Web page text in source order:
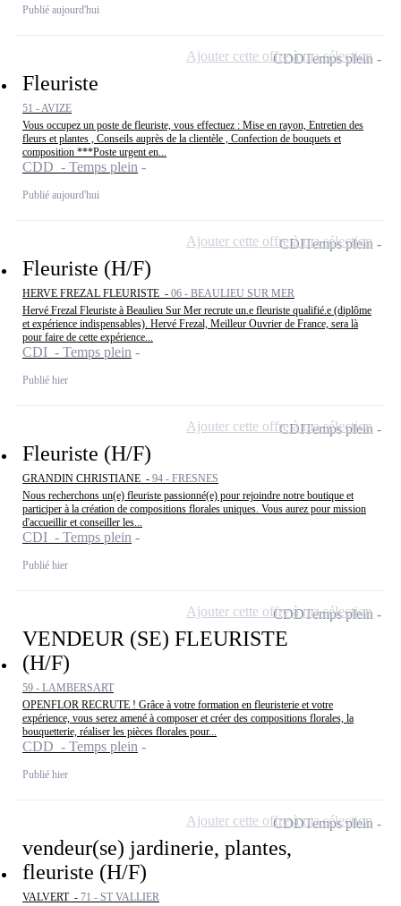
Publié aujourd'hui
Fleuriste
51 - AVIZE
Vous occupez un poste de fleuriste, vous effectuez : Mise en rayon, Entretien des
fleurs et plantes , Conseils auprès de la clientèle , Confection de bouquets et
composition ***Poste urgent en...
CDD - Temps plein
Publié aujourd'hui
CDDTemps plein
Ajouter cette offre à ma sélection
Fleuriste (H/F)
HERVE FREZAL FLEURISTE - 06 - BEAULIEU SUR MER
Hervé Frezal Fleuriste à Beaulieu Sur Mer recrute un.e fleuriste qualifié.e (diplôme
et expérience indispensables). Hervé Frezal, Meilleur Ouvrier de France, sera là
pour faire de cette expérience...
CDI - Temps plein
Publié hier
CDITemps plein
Ajouter cette offre à ma sélection
Fleuriste (H/F)
GRANDIN CHRISTIANE - 94 - FRESNES
Nous recherchons un(e) fleuriste passionné(e) pour rejoindre notre boutique et
participer à la création de compositions florales uniques. Vous aurez pour mission
d'accueillir et conseiller les...
CDI - Temps plein
Publié hier
CDITemps plein
Ajouter cette offre à ma sélection
VENDEUR (SE) FLEURISTE
(H/F)
59 - LAMBERSART
OPENFLOR RECRUTE ! Grâce à votre formation en fleuristerie et votre
expérience, vous serez amené à composer et créer des compositions florales, la
bouquetterie, réaliser les pièces florales pour...
CDD - Temps plein
Publié hier
CDDTemps plein
Ajouter cette offre à ma sélection
vendeur(se) jardinerie, plantes,
fleuriste (H/F)
VALVERT - 71 - ST VALLIER
CDDTemps plein
Ajouter cette offre à ma sélection